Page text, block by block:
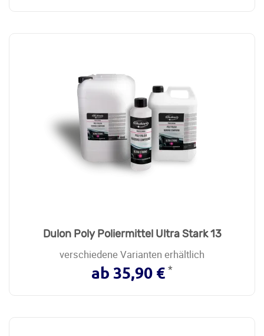
Dulon Poly Poliermittel Ultra Stark 13
verschiedene Varianten erhältlich
ab 35,90 € *